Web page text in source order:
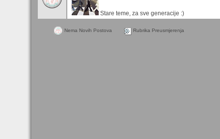
Stare teme, za sve generacije :)
Nema Novih Postova Rubrika Preusmjerenja